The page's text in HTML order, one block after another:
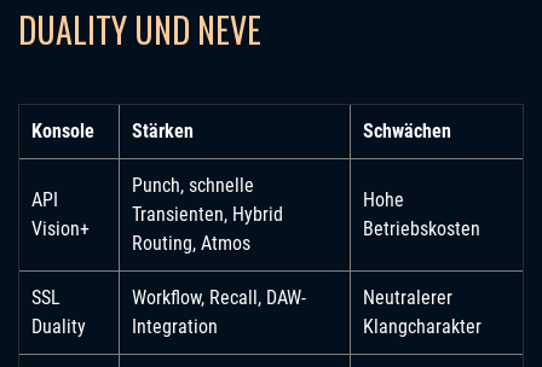
DUALITY UND NEVE
Konsole Stärken Schwächen
API
Vision+
Punch, schnelle
Transienten, Hybrid
Routing, Atmos
Hohe
Betriebskosten
SSL
Duality
Workflow, Recall, DAW-
Integration
Neutralerer
Klangcharakter